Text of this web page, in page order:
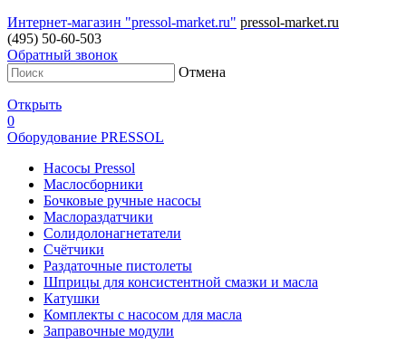
Интернет-магазин "pressol-market.ru" pressol-market.ru
(495) 50-60-503
Обратный звонок
Отмена
Открыть
0
Оборудование PRESSOL
Насосы Pressol
Маслосборники
Бочковые ручные насосы
Маслораздатчики
Солидолонагнетатели
Счётчики
Раздаточные пистолеты
Шприцы для консистентной смазки и масла
Катушки
Комплекты с насосом для масла
Заправочные модули